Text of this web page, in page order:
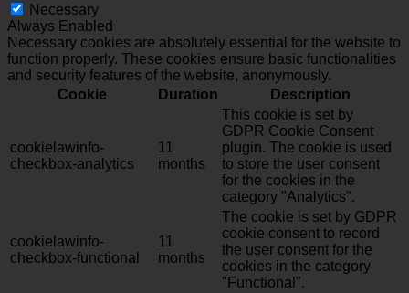
Necessary
Always Enabled
Necessary cookies are absolutely essential for the website to
function properly. These cookies ensure basic functionalities
and security features of the website, anonymously.
Cookie
Duration Description
cookielawinfo-
checkbox-analytics
11
months
This cookie is set by
GDPR Cookie Consent
plugin. The cookie is used
to store the user consent
for the cookies in the
category "Analytics".
cookielawinfo-
checkbox-functional
11
months
The cookie is set by GDPR
cookie consent to record
the user consent for the
cookies in the category
"Functional".